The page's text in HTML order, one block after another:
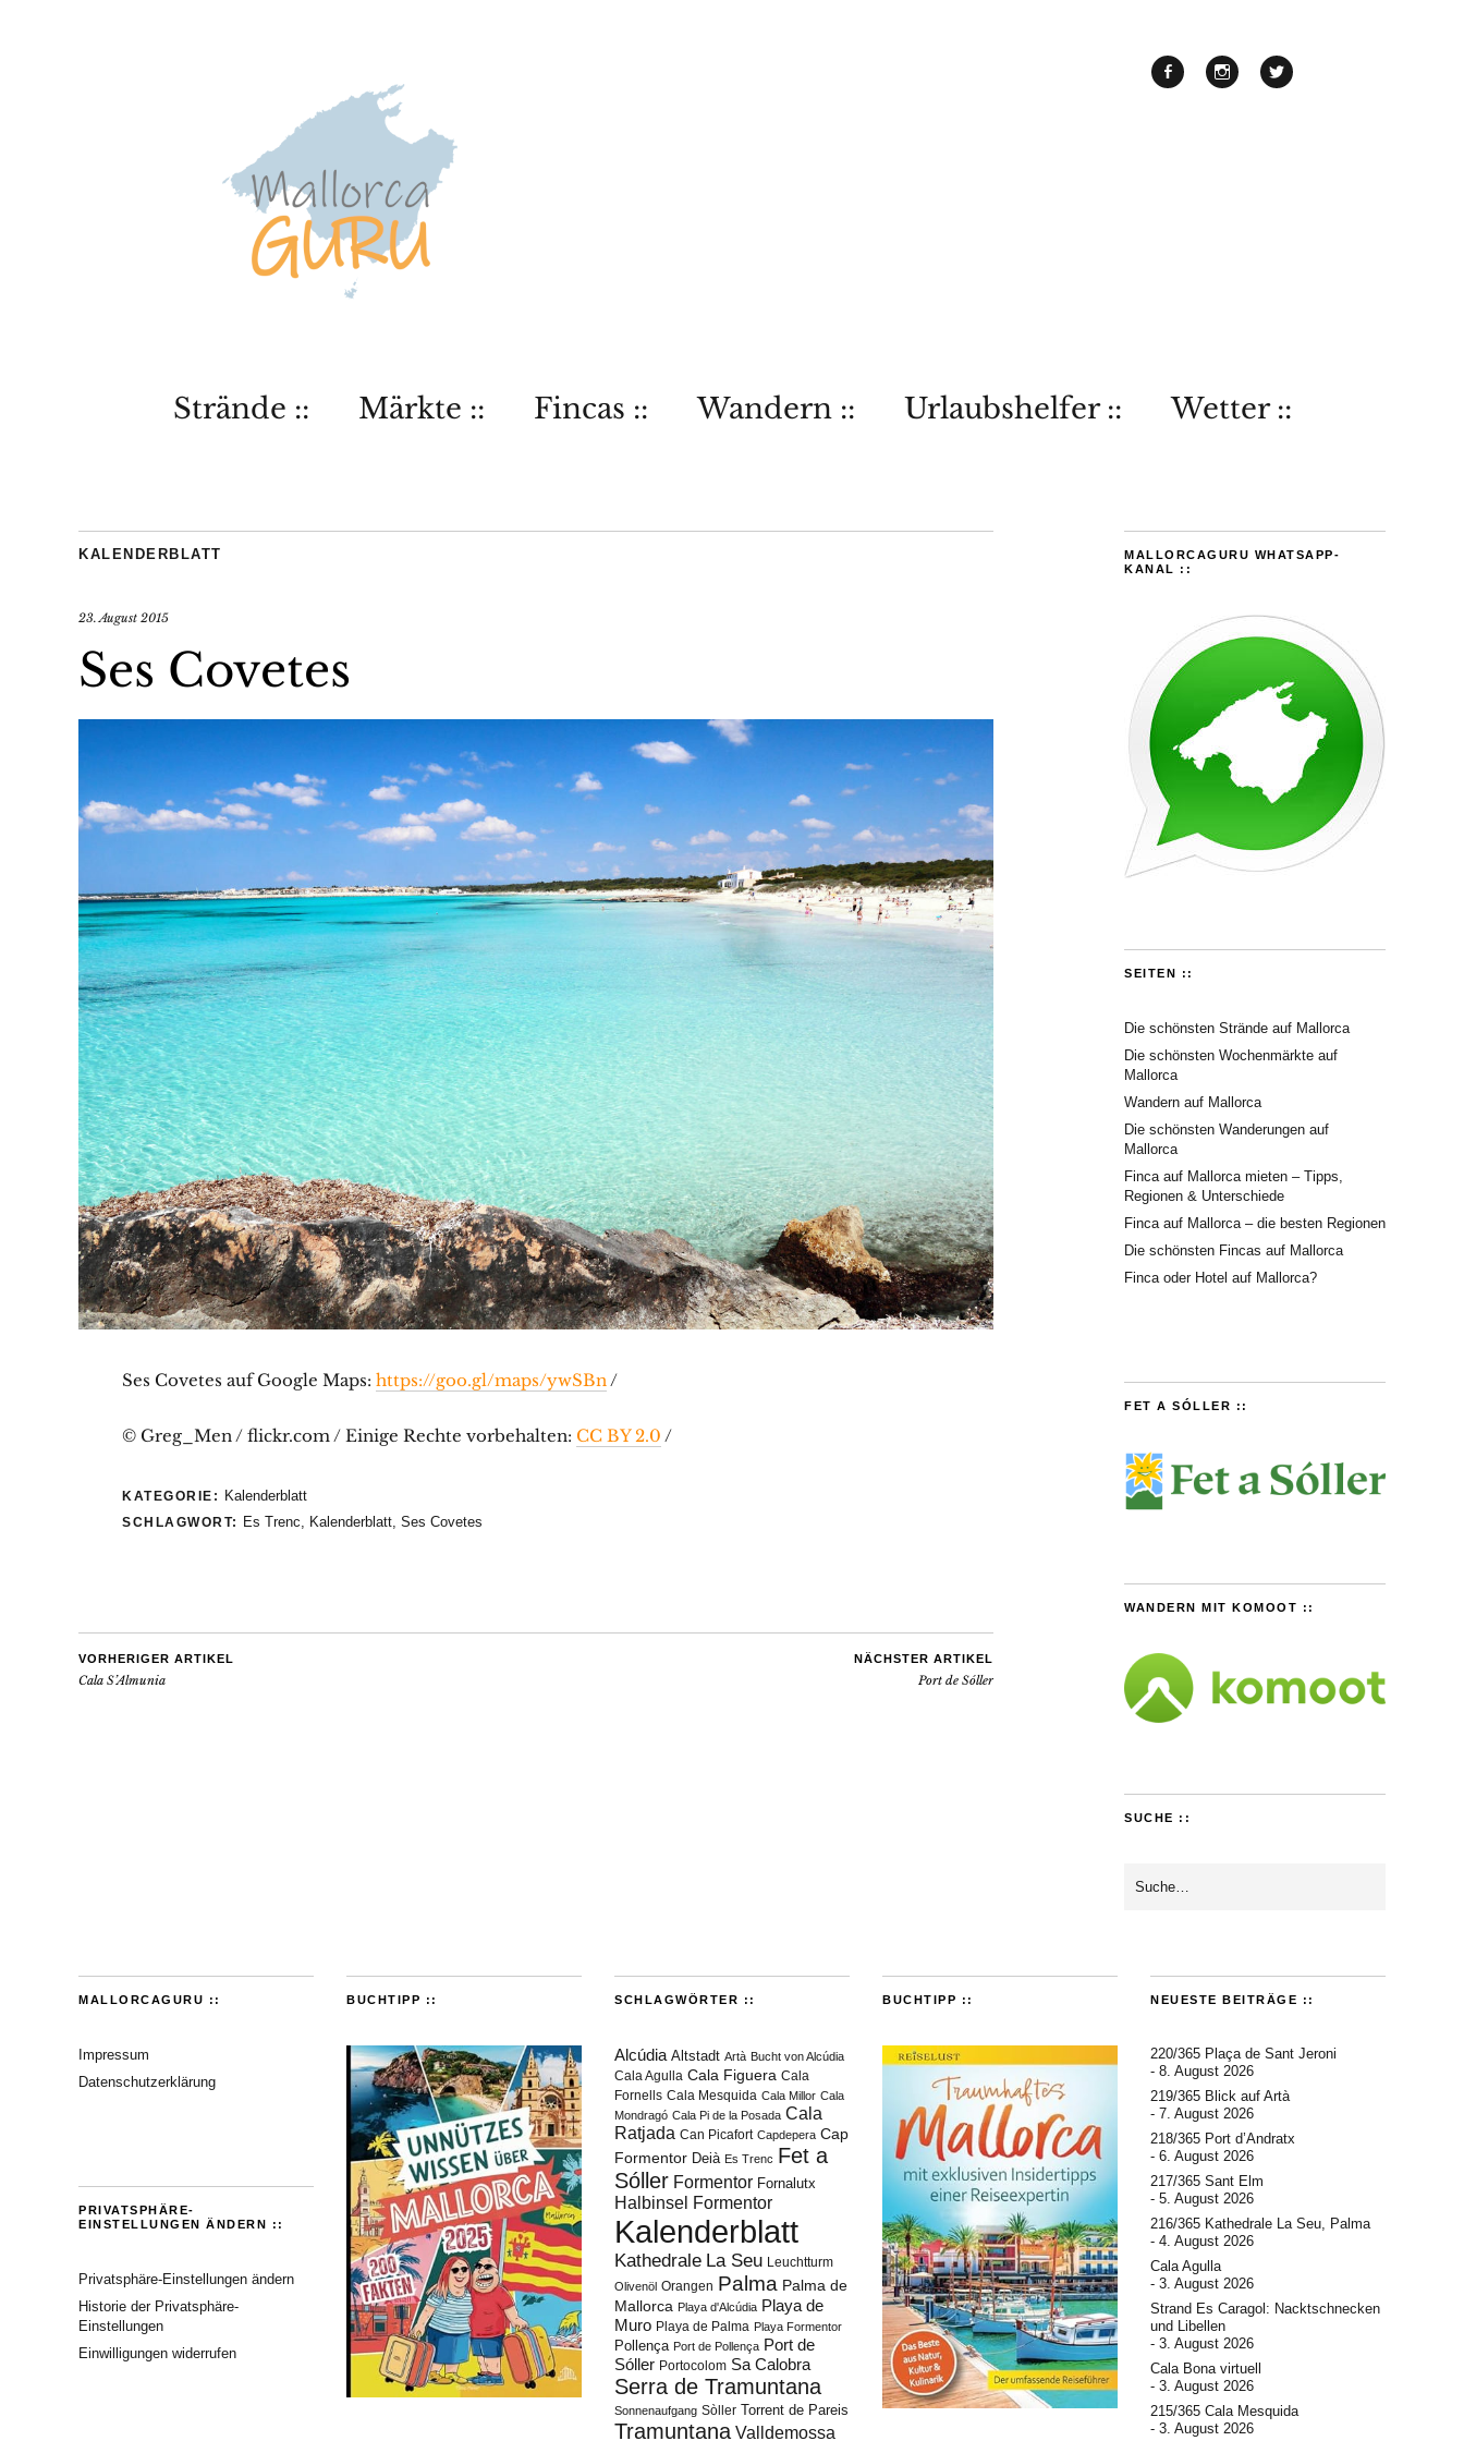
Strände :: Märkte :: Fincas :: Wandern :: Urlaubshelfer :: Wetter ::
KALENDERBLATT
23. August 2015
Ses Covetes
Ses Covetes auf Google Maps: https://goo.gl/maps/ywSBn/
© Greg_Men / flickr.com / Einige Rechte vorbehalten: CC BY 2.0 /
KATEGORIE: Kalenderblatt
SCHLAGWORT: Es Trenc, Kalenderblatt, Ses Covetes
VORHERIGER ARTIKEL
Cala S’Almunia
NÄCHSTER ARTIKEL
Port de Sóller
MALLORCAGURU WHATSAPP-
KANAL ::
SEITEN ::
Die schönsten Strände auf Mallorca
Die schönsten Wochenmärkte auf
Mallorca
Wandern auf Mallorca
Die schönsten Wanderungen auf
Mallorca
Finca auf Mallorca mieten – Tipps,
Regionen & Unterschiede
Finca auf Mallorca – die besten Regionen
Die schönsten Fincas auf Mallorca
Finca oder Hotel auf Mallorca?
FET A SÓLLER ::
WANDERN MIT KOMOOT ::
SUCHE ::
MALLORCAGURU ::
Impressum
Datenschutzerklärung
PRIVATSPHÄRE-
EINSTELLUNGEN ÄNDERN ::
Privatsphäre-Einstellungen ändern
Historie der Privatsphäre-
Einstellungen
Einwilligungen widerrufen
BUCHTIPP :: SCHLAGWÖRTER ::
Alcúdia Altstadt Artà Bucht von Alcúdia
Cala Agulla Cala Figuera Cala
Fornells Cala Mesquida Cala Millor Cala
Mondragó Cala Pi de la Posada Cala
Ratjada Can Picafort Capdepera Cap
Formentor Deià Es Trenc Fet a
Sóller Formentor Fornalutx
Halbinsel Formentor
Kalenderblatt
Kathedrale La Seu Leuchtturm
Olivenöl Orangen Palma Palma de
Mallorca Playa d'Alcúdia Playa de
Muro Playa de Palma Playa Formentor
Pollença Port de Pollença Port de
Sóller Portocolom Sa Calobra
Serra de Tramuntana
Sonnenaufgang Sòller Torrent de Pareis
Tramuntana Valldemossa
BUCHTIPP :: NEUESTE BEITRÄGE ::
220/365 Plaça de Sant Jeroni
8. August 2026
219/365 Blick auf Artà
7. August 2026
218/365 Port d’Andratx
6. August 2026
217/365 Sant Elm
5. August 2026
216/365 Kathedrale La Seu, Palma
4. August 2026
Cala Agulla
3. August 2026
Strand Es Caragol: Nacktschnecken
und Libellen
3. August 2026
Cala Bona virtuell
3. August 2026
215/365 Cala Mesquida
3. August 2026